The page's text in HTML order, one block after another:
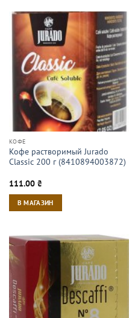
КОФЕ
Кофе растворимый Jurado
Classic 200 г (8410894003872)
111.00 ₴
В МАГАЗИН